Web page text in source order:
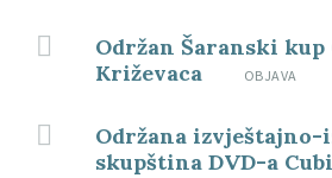
Održan Šaranski kup
Križevaca
OBJAVA
Održana izvještajno-
skupština DVD-a